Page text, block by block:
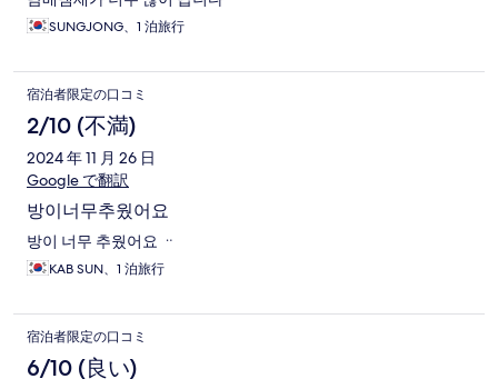
SUNGJONG、1 泊旅行
宿泊者限定の口コミ
2/10 (不満)
2024 年 11 月 26 日
Google で翻訳
방이너무추웠어요
방이 너무 추웠어요 ᆢ
KAB SUN、1 泊旅行
宿泊者限定の口コミ
6/10 (良い)